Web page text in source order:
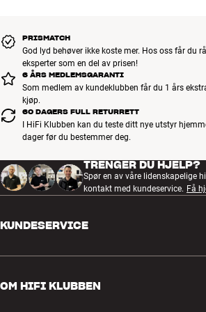
Low-pass filter bypass
Energiforbruk av/stand-by: 94 watt/0,8 watt
12V trigger
PRISMATCH
God lyd behøver ikke koste mer. Hos oss får du
eksperter som en del av prisen!
6 ÅRS MEDLEMSGARANTI
Som medlem av kundeklubben får du 1 års
kjøp.
60 DAGERS FULL RETURRETT
I HiFi Klubben kan du teste ditt nye utstyr
dager før du bestemmer deg.
TRENGER DU HJELP?
Spør en av våre lidenskapelige
kontakt med kundeservice. Få
KUNDESERVICE
OM HIFI KLUBBEN